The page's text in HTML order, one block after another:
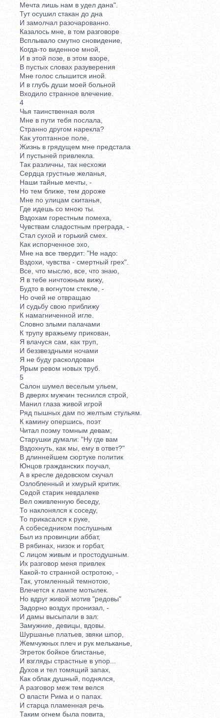
Мечта лишь нам в удел дана".
Тут осушил стакан до дна
И замолчал разочарованно.
Казалось мне, в том разговоре
Всплывало смутно сновидение,
Когда-то виденное мной,
И в этой позе, в этом взоре,
В пустых словах разуверения
Мне голос слышится иной.
И в глубь души моей больной
Входило странное влечение.
4
Чья таинственная воля
Мне в пути тебя послала,
Странно другом нарекла?
Как утоптанное поле,
Жизнь в грядущем мне предстала
И пустыней привлекла.
Так различны, так несхожи
Сердца грустные желанья,
Наши тайные мечты, -
Но тем ближе, тем дороже
Мне по улицам скитанья,
Где идешь со мною ты.
Вздохам горестным помеха,
Чувствам сладостным преграда, -
Стал сухой и горький смех.
Как испорченное эхо,
Мне на все твердит: "Не надо:
Вздохи, чувства - смертный грех".
Все, что мыслю, все, что знаю,
Я в тебе ничтожным вижу,
Будто в вогнутом стекле, -
Но очей не отвращаю
И судьбу свою приближу
К намагниченной игле.
Словно злыми палачами
К трупу вражьему прикован,
Я влачуся сам, как труп,
И беззвездными ночами
Я не буду расколдован
Ярым ревом новых труб.
5
Салон шумел веселым ульем,
В дверях мужчин теснился строй,
Манил глаза живой игрой
Ряд пышных дам по желтым стульям.
К камину опершись, поэт
Читал поэму томным девам;
Старушки думали: "Ну где вам
Вздохнуть, как мы, ему в ответ?"
В длиннейшем сюртуке политик
Юнцов гражданских поучал,
А в кресле дедовском скучал
Озлобленный и хмурый критик.
Седой старик невдалеке
Вел оживленную беседу,
То наклонялся к соседу,
То прикасался к руке,
А собеседником послушным
Был из провинции аббат,
В рябинах, низок и горбат,
С лицом живым и простодушным.
Их разговор меня привлек
Какой-то странной остротою, -
Так, утомленный темнотою,
Влечется к лампе мотылек.
Но вдруг живой мотив "редовы"
Задорно воздух пронизал, -
И дамы высыпали в зал:
Замужние, девицы, вдовы.
Шуршанье платьев, звяки шпор,
Жемчужных плеч и рук мельканье,
Эгреток бойкое блистанье,
И взгляды страстные в упор...
Духов и тел томящий запах,
Как облак душный, поднялся,
А разговор меж тем велся
О власти Рима и о папах.
И старца пламенная речь
Таким огнем была повита,